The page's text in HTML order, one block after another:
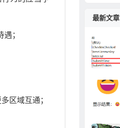
；
区域互通；
最新文章